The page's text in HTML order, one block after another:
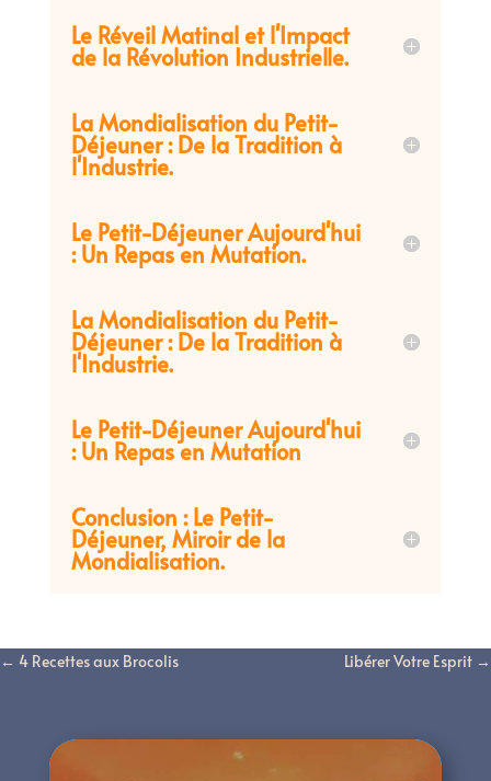
Le Réveil Matinal et l'Impact
de la Révolution Industrielle.
La Mondialisation du Petit-
Déjeuner : De la Tradition à
l'Industrie.
Le Petit-Déjeuner Aujourd'hui
: Un Repas en Mutation.
La Mondialisation du Petit-
Déjeuner : De la Tradition à
l'Industrie.
Le Petit-Déjeuner Aujourd'hui
: Un Repas en Mutation
Conclusion : Le Petit-
Déjeuner, Miroir de la
Mondialisation.
← 4 Recettes aux Brocolis Libérer Votre Esprit →